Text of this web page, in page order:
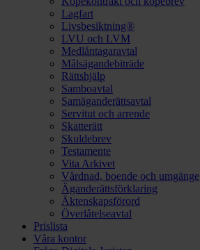
Lagfart
Livsbesiktning®
LVU och LVM
Medlåntagaravtal
Målsägandebiträde
Rättshjälp
Samboavtal
Samäganderättsavtal
Servitut och arrende
Skatterätt
Skuldebrev
Testamente
Vita Arkivet
Vårdnad, boende och umgänge
Äganderättsförklaring
Äktenskapsförord
Överlåtelseavtal
Prislista
Våra kontor